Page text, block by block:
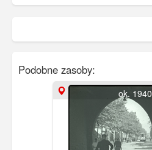
Podobne zasoby:
ok. 1940